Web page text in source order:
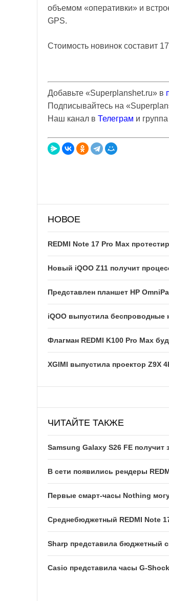
объемом «оперативки» и
GPS.
Стоимость новинок составит
Добавьте «Superplanshet.ru» в
Подписывайтесь на
Наш канал в Телеграм и группа
НОВОЕ
REDMI Note 17 Pro Max
Новый iQOO Z11 получит
Представлен планшет HP
iQOO выпустила беспроводные
Флагман REDMI K100 Pro Max
XGIMI выпустила проектор Z9X
ЧИТАЙТЕ ТАКЖЕ
Samsung Galaxy S26 FE
В сети появились рендеры
Первые смарт-часы Nothing
Среднебюджетный REDMI Note
Sharp представила бюджетный
Casio представила часы G-